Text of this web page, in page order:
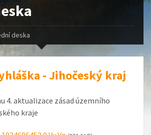
deska
- Jihočeský kraj
4. aktualizace zásad územního
kraje